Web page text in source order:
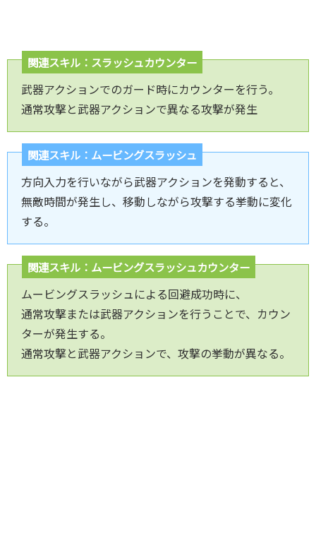
関連スキル：スラッシュカウンター
武器アクションでのガード時にカウンターを行う｡
通常攻撃と武器アクションで異なる攻撃が発生
関連スキル：ムービングスラッシュ
方向入力を行いながら武器アクションを発動すると、
無敵時間が発生し、移動しながら攻撃する挙動に変化
する。
関連スキル：ムービングスラッシュカウンター
ムービングスラッシュによる回避成功時に、
通常攻撃または武器アクションを行うことで、カウン
ターが発生する。
通常攻撃と武器アクションで、攻撃の挙動が異なる。